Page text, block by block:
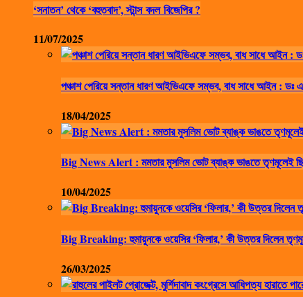
‘সনাতন’ থেকে ‘বহুতবাদ’, স্টান্স বদল বিজেপির ?
11/07/2025
পঞ্চাশ পেরিয়ে সন্তান ধারণ আইভিএফে সম্ভব, বাধ সাধে আইন : ডঃ
18/04/2025
Big News Alert : মমতার মুসলিম ভোট ব্যাঙ্ক ভাঙতে তৃণমূলেই
10/04/2025
Big Breaking: হুমায়ুনকে ওয়েসির ‘ফিলার,’ কী উত্তর দিলেন
26/03/2025